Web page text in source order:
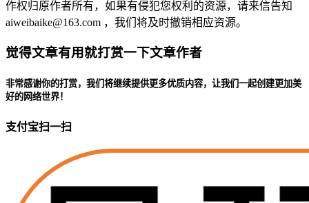
作权归原作者所有，如果有侵犯您权利的资源，请来信告知
aiweibaike@163.com ，我们将及时撤销相应资源。
觉得文章有用就打赏一下文章作者
非常感谢你的打赏，我们将继续提供更多优质内容，让我们一起创建更加美
好的网络世界！
支付宝扫一扫